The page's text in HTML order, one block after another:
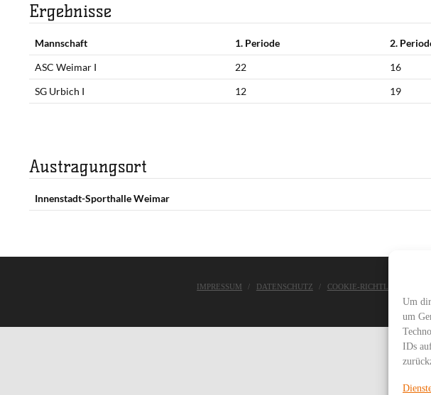
Um
um
IDs
Ergebnisse
Mannschaft 1. Periode 2.
ASC Weimar I
22 16
SG Urbich I
12 19
Austragungsort
Innenstadt-Sporthalle Weimar
IMPRESSUM DATENSCHUTZ COOKIE-RICHTLINIE